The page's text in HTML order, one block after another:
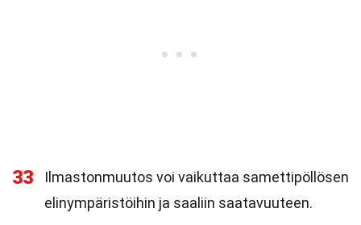
33
Ilmastonmuutos voi vaikuttaa samettipöllösen
elinympäristöihin ja saaliin saatavuuteen.